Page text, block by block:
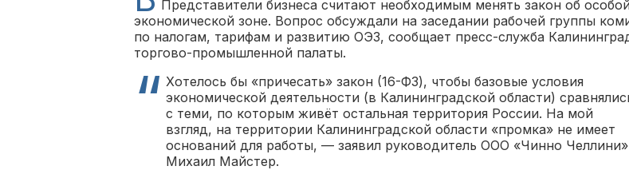
Представители бизнеса считают необходимым менять закон об особой
экономической зоне. Вопрос обсуждали на заседании рабочей группы
по налогам, тарифам и развитию ОЭЗ, сообщает пресс-служба
торгово-промышленной палаты.
Хотелось бы «причесать» закон (16-ФЗ), чтобы базовые условия
экономической деятельности (в Калининградской области)
с теми, по которым живёт остальная территория России. На мой
взгляд, на территории Калининградской области «промка» не имеет
оснований для работы, — заявил руководитель ООО «Чинно Челлини»
Михаил Майстер.